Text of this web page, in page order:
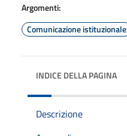
Argomenti:
Comunicazione istituzionale
INDICE DELLA PAGINA
Descrizione